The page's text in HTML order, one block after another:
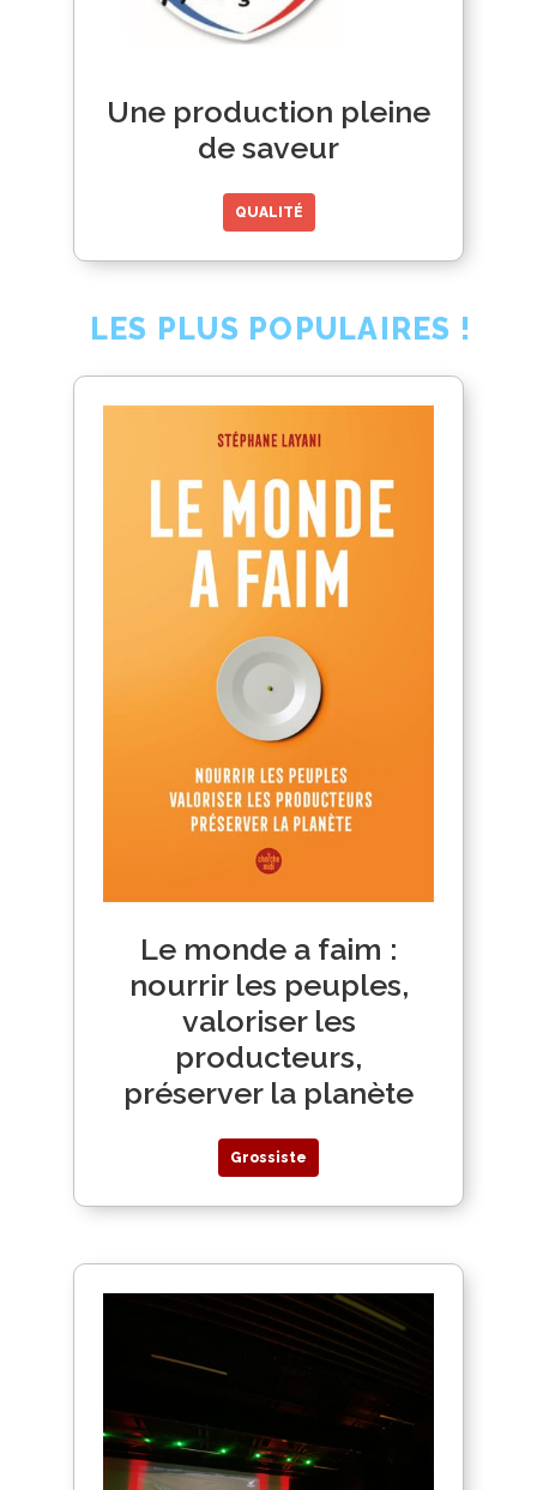
Une production pleine
de saveur
QUALITÉ
LES PLUS POPULAIRES !
Le monde a faim :
nourrir les peuples,
valoriser les
producteurs,
préserver la planète
Grossiste